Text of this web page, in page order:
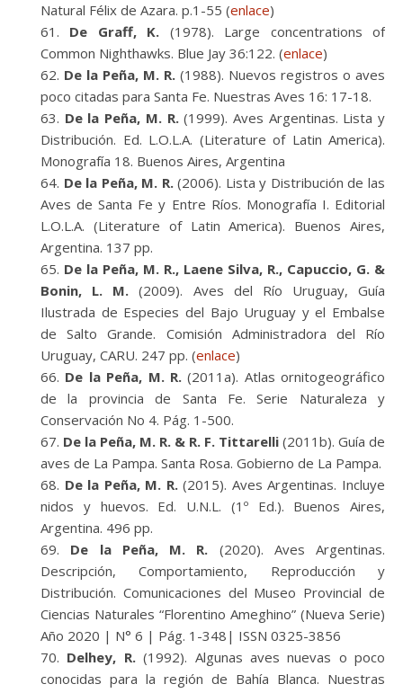
Natural Félix de Azara. p.1-55 (enlace)
De Graff, K. (1978). Large concentrations of
Common Nighthawks. Blue Jay 36:122. (enlace)
De la Peña, M. R. (1988). Nuevos registros o aves
poco citadas para Santa Fe. Nuestras Aves 16: 17-18.
De la Peña, M. R.(1999). Aves Argentinas. Lista y
Distribución. Ed. L.O.L.A. (Literature of Latin America).
Monografía 18. Buenos Aires, Argentina
De la Peña, M. R.(2006). Lista y Distribución de las
Aves de Santa Fe y Entre Ríos. Monografía I. Editorial
L.O.L.A. (Literature of Latin America). Buenos Aires,
Argentina. 137 pp.
De la Peña, M. R., Laene Silva, R., Capuccio, G. &
Bonin, L. M. (2009). Aves del Río Uruguay, Guía
Ilustrada de Especies del Bajo Uruguay y el Embalse
de Salto Grande. Comisión Administradora del Río
Uruguay, CARU. 247 pp. (enlace)
De la Peña, M. R.(2011a). Atlas ornitogeográfico
de la provincia de Santa Fe. Serie Naturaleza y
Conservación No 4. Pág. 1-500.
De la Peña, M. R. & R. F. Tittarelli (2011b). Guía de
aves de La Pampa. Santa Rosa. Gobierno de La Pampa.
De la Peña, M. R.(2015). Aves Argentinas. Incluye
nidos y huevos. Ed. U.N.L. (1º Ed.). Buenos Aires,
Argentina. 496 pp.
De la Peña, M. R. (2020). Aves Argentinas.
Descripción, Comportamiento, Reproducción y
Distribución. Comunicaciones del Museo Provincial de
Ciencias Naturales “Florentino Ameghino” (Nueva Serie)
Año 2020 | N° 6 | Pág. 1-348| ISSN 0325-3856
Delhey, R.(1992). Algunas aves nuevas o poco
conocidas para la región de Bahía Blanca. Nuestras